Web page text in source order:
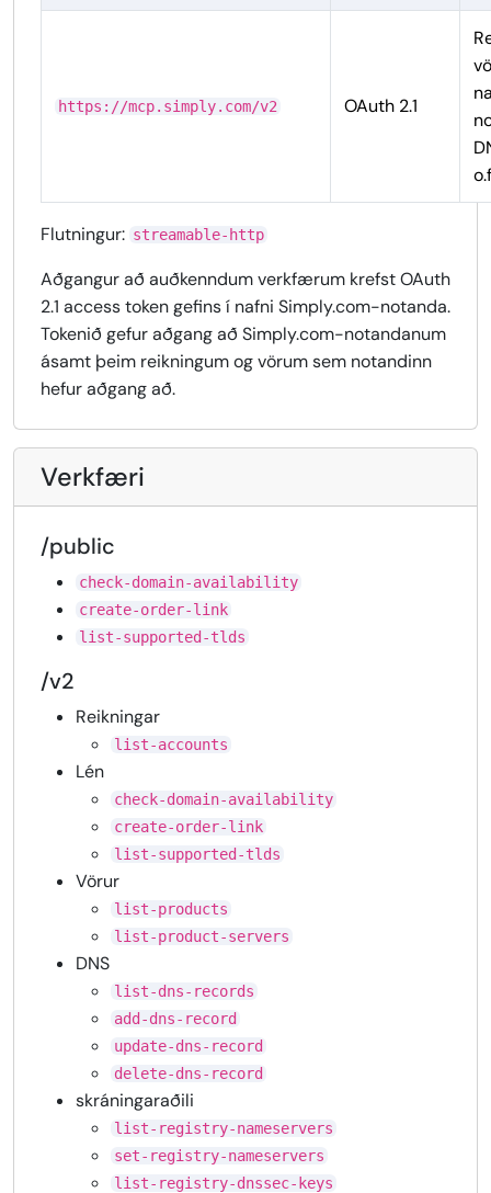
https://mcp.simply.com/v2 OAuth 2.1
Flutningur: streamable-http
Aðgangur að auðkenndum verkfærum krefst OAuth
2.1 access token gefins í nafni Simply.com-notanda.
Tokenið gefur aðgang að Simply.com-notandanum
ásamt þeim reikningum og vörum sem notandinn
hefur aðgang að.
Verkfæri
/public
check-domain-availability
create-order-link
list-supported-tlds
/v2
Reikningar
list-accounts
Lén
check-domain-availability
create-order-link
list-supported-tlds
Vörur
list-products
list-product-servers
DNS
list-dns-records
add-dns-record
update-dns-record
delete-dns-record
skráningaraðili
list-registry-nameservers
set-registry-nameservers
list-registry-dnssec-keys